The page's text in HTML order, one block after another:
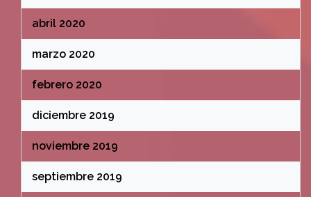
abril 2020
marzo 2020
febrero 2020
diciembre 2019
noviembre 2019
septiembre 2019